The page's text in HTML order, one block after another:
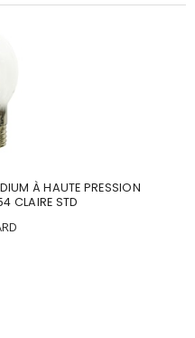
À HAUTE PRESSION
CLAIRE STD